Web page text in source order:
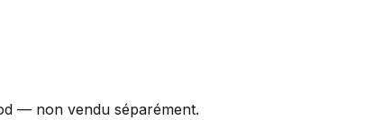
— non vendu séparément.